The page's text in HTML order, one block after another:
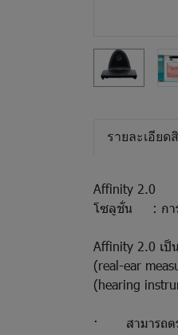
รายละเอียด
Affinity 2.0
โซลูชั่น : การช่
Affinity 2.0 เป็
(real-ear
(hearing
· สามารถตร